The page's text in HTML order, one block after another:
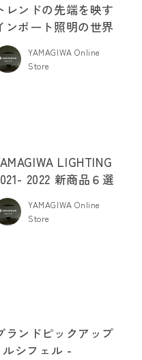
レンドの先端を映す
ンポート照明の世界
YAMAGIWA Online
Store
LIGHTING
2022 新商品６選
YAMAGIWA Online
Store
ランドピックアップ
シフェル -